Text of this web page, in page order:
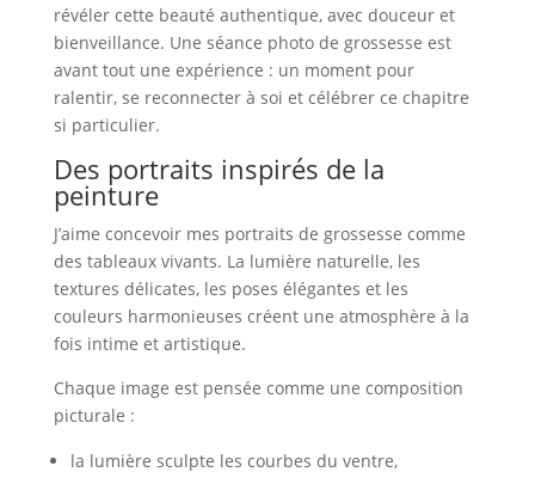
révéler cette beauté authentique, avec douceur et
bienveillance. Une séance photo de grossesse est
avant tout une expérience : un moment pour
ralentir, se reconnecter à soi et célébrer ce chapitre
si particulier.
Des portraits inspirés de la
peinture
J’aime concevoir mes portraits de grossesse comme
des tableaux vivants. La lumière naturelle, les
textures délicates, les poses élégantes et les
couleurs harmonieuses créent une atmosphère à la
fois intime et artistique.
Chaque image est pensée comme une composition
picturale :
la lumière sculpte les courbes du ventre,